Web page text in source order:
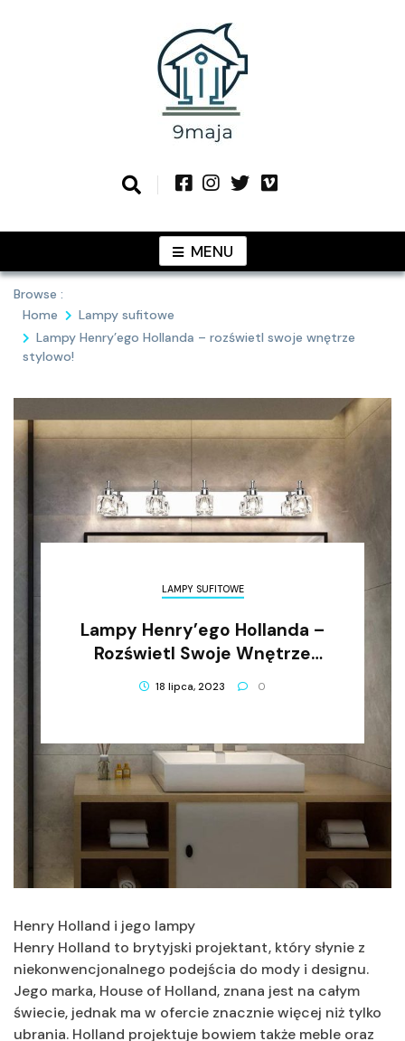
9MAJApomysłami
MENU
Browse :
Home
Lampy sufitowe
Lampy Henry’ego Hollanda – rozświetl swoje wnętrze
stylowo!
LAMPY SUFITOWE
Lampy Henry’ego Hollanda –
Rozświetl Swoje Wnętrze
Stylowo!
18 lipca, 2023 0
Henry Holland i jego lampy
Henry Holland to brytyjski projektant, który słynie z
niekonwencjonalnego podejścia do mody i designu.
Jego marka, House of Holland, znana jest na całym
świecie, jednak ma w ofercie znacznie więcej niż tylko
ubrania. Holland projektuje bowiem także meble oraz